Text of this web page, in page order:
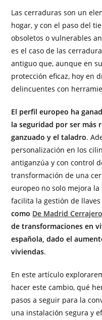
Las cerraduras son un
hogar, y con el paso del
obsoletos o vulnerables
es el caso de las
antiguo que, aunque en
protección eficaz, hoy en
delincuentes con
El perfil europeo ha
la seguridad por ser más
ganzuado y el taladro.
personalización en los
antiganzúa y con control
transformación de una
europeo no solo mejora
facilita la gestión de
como De Madrid
de transformaciones en
española, dado el
viviendas.
En este artículo
hacer este cambio, qué
pasos a seguir para la
una instalación segura y